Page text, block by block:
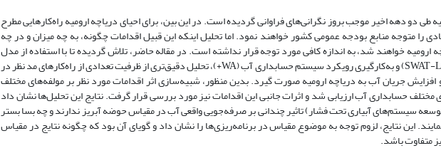
دو دهه اخیر موجب بروز نگرانی‌های فراوانی گردیده است. در این بین، برای احیای دریاچه ارومیه راه‌کارهایی مطرح
را متوجه منابع بودجه عمومی کشور خواهند نمود. اما تحلیل اینکه این قبیل اقدامات چگونه، به چه میزان و در چه
خواهند شد، به اندازه کافی مورد توجه قرار نداشته است. در مقاله حاضر، تلاش گردیده تا با استفاده از مدل
جامع توسعه یافته در این تحقیق (SWAT-LU) و به‌کارگیری رویکرد سیستم حسابداری آب (WA+)، تحلیل دقیق‌تری از ظرفیت تعدادی از راه‌کارهای مد نظر در
جریان آب به دریاچه ارومیه صورت گیرد. بدین منظور، شبیه‌سازی اثر اقدامات مورد نظر بر مولفه‌های مختلف
حسابداری آب ارزیابی شد و اثرات جانبی این اقدامات نیز مورد بررسی قرار گرفت. نتایج این تحلیل‌ها نشان داد
سیستم‌های آبیاری تحت فشار) تاثیر چندانی بر صرفه‌جویی واقعی آب در مقیاس حوضه آبریز ندارند و چه بسا بستر
این نتایج، لزوم توجه به موضوع مقیاس در برنامه‌ریزی‌ها را نشان داد و گویای آن بود که چگونه نتایج در مقیاس
متفاوت باشد.